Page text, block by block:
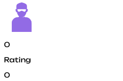
0
Rating
0